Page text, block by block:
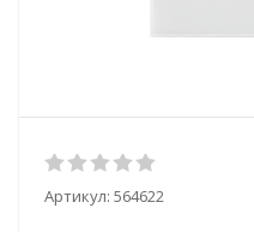
Артикул: 564622